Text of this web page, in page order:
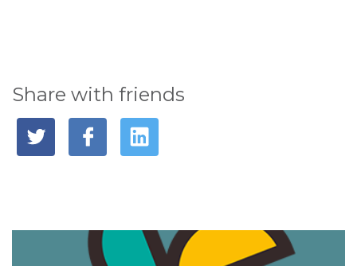
Share with friends